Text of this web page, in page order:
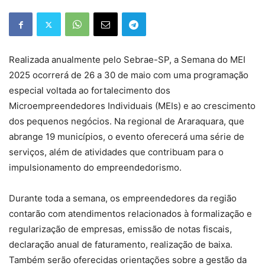
Realizada anualmente pelo Sebrae-SP, a Semana do MEI
2025 ocorrerá de 26 a 30 de maio com uma programação
especial voltada ao fortalecimento dos
Microempreendedores Individuais (MEIs) e ao crescimento
dos pequenos negócios. Na regional de Araraquara, que
abrange 19 municípios, o evento oferecerá uma série de
serviços, além de atividades que contribuam para o
impulsionamento do empreendedorismo.
Durante toda a semana, os empreendedores da região
contarão com atendimentos relacionados à formalização e
regularização de empresas, emissão de notas fiscais,
declaração anual de faturamento, realização de baixa.
Também serão oferecidas orientações sobre a gestão da